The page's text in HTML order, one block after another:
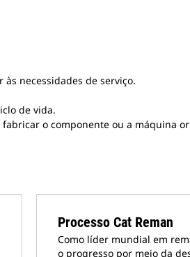
necessidades de serviço.
de vida.
o componente ou a máquina
Processo Cat Reman
Como líder mundial em
o progresso por meio da